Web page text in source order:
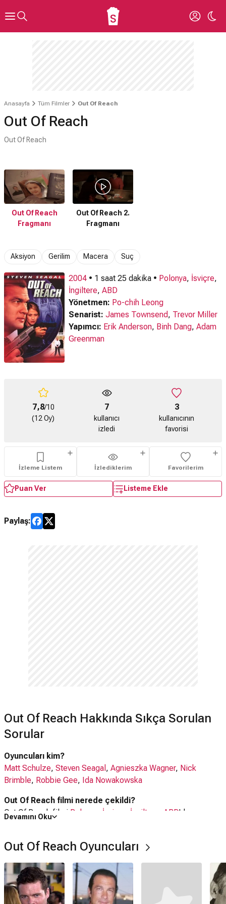
Anasayfa Tüm Filmler Out Of Reach
Out Of Reach
Out Of Reach
Out Of Reach
Fragmanı
Out Of Reach 2.
Fragmanı
Aksiyon Gerilim Macera Suç
2004 • 1 saat 25 dakika • Polonya, İsviçre,
İngiltere, ABD
Yönetmen: Po-chih Leong
Senarist: James Townsend, Trevor Miller
Yapımcı: Erik Anderson, Binh Dang, Adam
Greenman
7,8/10
(12 Oy)
7
kullanıcı
izledi
3
kullanıcının
favorisi
İzleme Listem İzlediklerim Favorilerim
Puan Ver Listeme Ekle
Paylaş:
Out Of Reach Hakkında Sıkça Sorulan
Sorular
Oyuncuları kim?
Matt Schulze, Steven Seagal , Agnieszka Wagner, Nick
Brimble, Robbie Gee, Ida Nowakowska
Out Of Reach filmi nerede çekildi?
Out Of Reach filmi Polonya İsviçre İngiltere ABD'da
Kaç saat?
IMDb puanı kaç?
4.0
Devamını Oku
Out Of Reach Oyuncuları